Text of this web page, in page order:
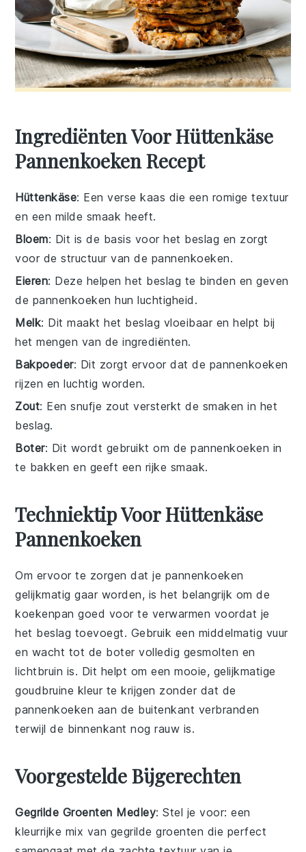
Ingrediënten Voor Hüttenkäse
Pannenkoeken Recept
Hüttenkäse: Een verse kaas die een romige textuur
en een milde smaak heeft.
Bloem: Dit is de basis voor het beslag en zorgt
voor de structuur van de pannenkoeken.
Eieren: Deze helpen het beslag te binden en geven
de pannenkoeken hun luchtigheid.
Melk: Dit maakt het beslag vloeibaar en helpt bij
het mengen van de ingrediënten.
Bakpoeder: Dit zorgt ervoor dat de pannenkoeken
rijzen en luchtig worden.
Zout: Een snufje zout versterkt de smaken in het
beslag.
Boter: Dit wordt gebruikt om de pannenkoeken in
te bakken en geeft een rijke smaak.
Techniektip Voor Hüttenkäse
Pannenkoeken
Om ervoor te zorgen dat je pannenkoeken
gelijkmatig gaar worden, is het belangrijk om de
koekenpan goed voor te verwarmen voordat je
het beslag toevoegt. Gebruik een middelmatig vuur
en wacht tot de boter volledig gesmolten en
lichtbruin is. Dit helpt om een mooie, gelijkmatige
goudbruine kleur te krijgen zonder dat de
pannenkoeken aan de buitenkant verbranden
terwijl de binnenkant nog rauw is.
Voorgestelde Bijgerechten
Gegrilde Groenten Medley: Stel je voor: een
kleurrijke mix van gegrilde groenten die perfect